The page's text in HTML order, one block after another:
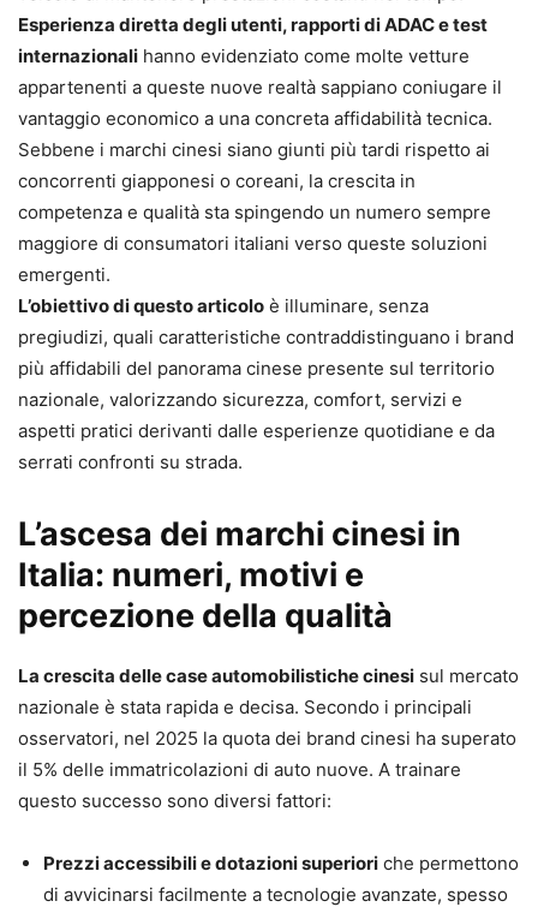
Esperienza diretta degli utenti, rapporti di ADAC e test
internazionali hanno evidenziato come molte vetture
appartenenti a queste nuove realtà sappiano coniugare il
vantaggio economico a una concreta affidabilità tecnica.
Sebbene i marchi cinesi siano giunti più tardi rispetto ai
concorrenti giapponesi o coreani, la crescita in
competenza e qualità sta spingendo un numero sempre
maggiore di consumatori italiani verso queste soluzioni
emergenti.
L’obiettivo di questo articolo è illuminare, senza
pregiudizi, quali caratteristiche contraddistinguano i brand
più affidabili del panorama cinese presente sul territorio
nazionale, valorizzando sicurezza, comfort, servizi e
aspetti pratici derivanti dalle esperienze quotidiane e da
serrati confronti su strada.
L’ascesa dei marchi cinesi in
Italia: numeri, motivi e
percezione della qualità
La crescita delle case automobilistiche cinesi sul mercato
nazionale è stata rapida e decisa. Secondo i principali
osservatori, nel 2025 la quota dei brand cinesi ha superato
il 5% delle immatricolazioni di auto nuove. A trainare
questo successo sono diversi fattori:
Prezzi accessibili e dotazioni superiori che permettono
di avvicinarsi facilmente a tecnologie avanzate, spesso